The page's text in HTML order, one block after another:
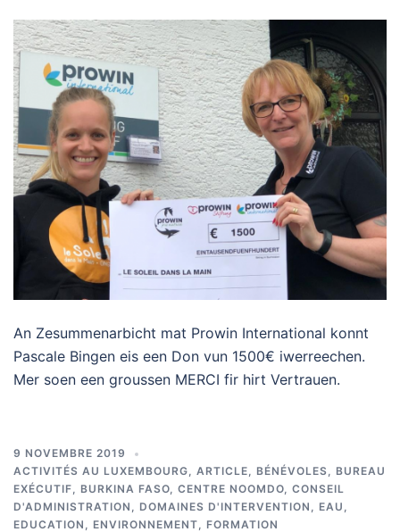
An Zesummenarbicht mat Prowin International konnt
Pascale Bingen eis een Don vun 1500€ iwerreechen.
Mer soen een groussen MERCI fir hirt Vertrauen.
9 NOVEMBRE 2019
ACTIVITÉS AU LUXEMBOURG
ARTICLE BÉNÉVOLES
BUREAU
EXÉCUTIF
BURKINA FASO CENTRE NOOMDO CONSEIL
D'ADMINISTRATION
DOMAINES D'INTERVENTION EAU
EDUCATION
ENVIRONNEMENT
FORMATION